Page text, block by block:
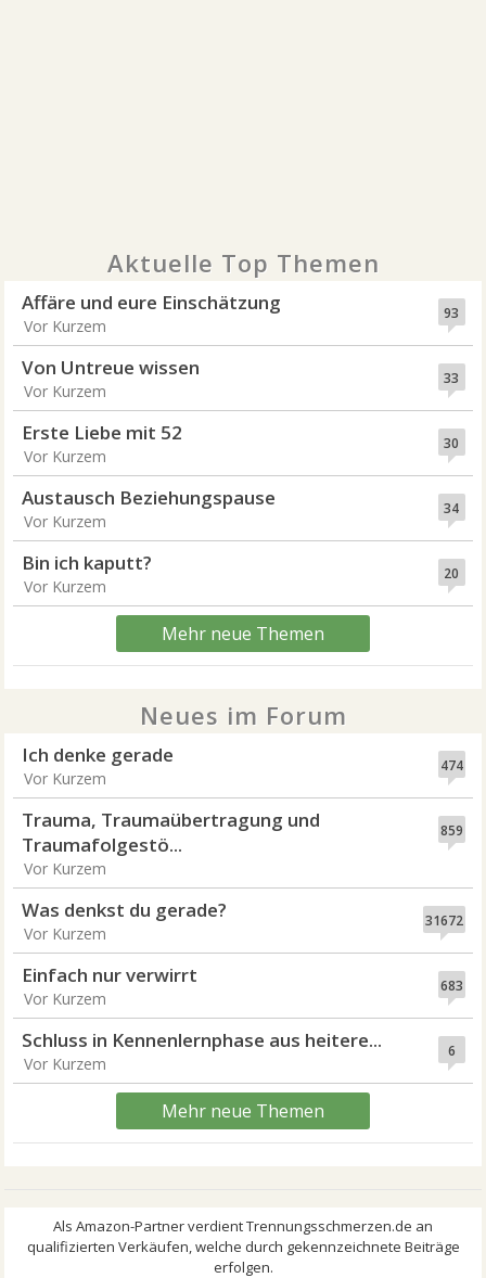
Aktuelle Top Themen
93
Affäre und eure Einschätzung
Vor Kurzem
33
Von Untreue wissen
Vor Kurzem
30
Erste Liebe mit 52
Vor Kurzem
34
Austausch Beziehungspause
Vor Kurzem
20
Bin ich kaputt?
Vor Kurzem
Mehr neue Themen
Neues im Forum
474
Ich denke gerade
Vor Kurzem
859
Trauma, Traumaübertragung und
Traumafolgestö...
Vor Kurzem
31672
Was denkst du gerade?
Vor Kurzem
683
Einfach nur verwirrt
Vor Kurzem
6
Schluss in Kennenlernphase aus heitere...
Vor Kurzem
Mehr neue Themen